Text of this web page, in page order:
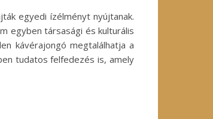
egyedi ízélményt nyújtanak.
egyben társasági és kulturális
kávérajongó megtalálhatja a
tudatos felfedezés is, amely